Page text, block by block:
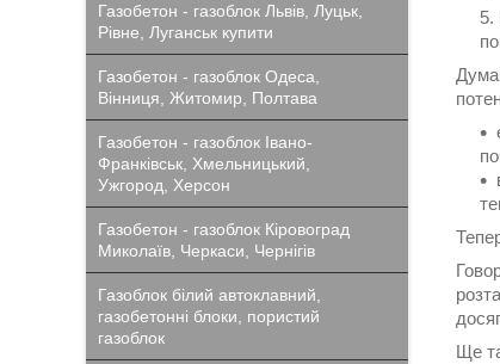
Ще
Газобетон - газоблок Львів, Луцьк,
Рівне, Луганськ купити
Газобетон - газоблок Одеса,
Вінниця, Житомир, Полтава
Газобетон - газоблок Івано-
Франківськ, Хмельницький,
Ужгород, Херсон
Газобетон - газоблок Кіровоград
Миколаїв, Черкаси, Чернігів
Газоблок білий автоклавний,
газобетонні блоки, пористий
газоблок